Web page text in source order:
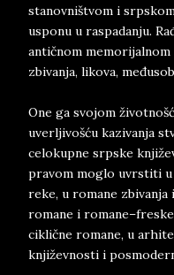
stanovništvom i
usponu u raspadanju.
antičnom
zbivanja, likova,
One ga svojom
uverljivošću kazivanja
celokupne srpske
pravom moglo uvrstiti u
reke, u romane zbivanja
romane i
ciklične romane, u
književnosti i